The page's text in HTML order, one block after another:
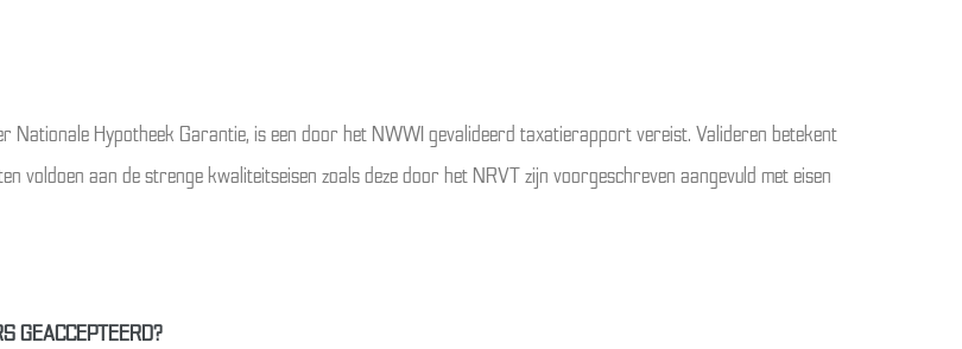
Nationale Hypotheek Garantie, is een door het NWWI gevalideerd taxatierapport vereist. Valideren betekent
aan de strenge kwaliteitseisen zoals deze door het NRVT zijn voorgeschreven aangevuld met eisen
GEACCEPTEERD?